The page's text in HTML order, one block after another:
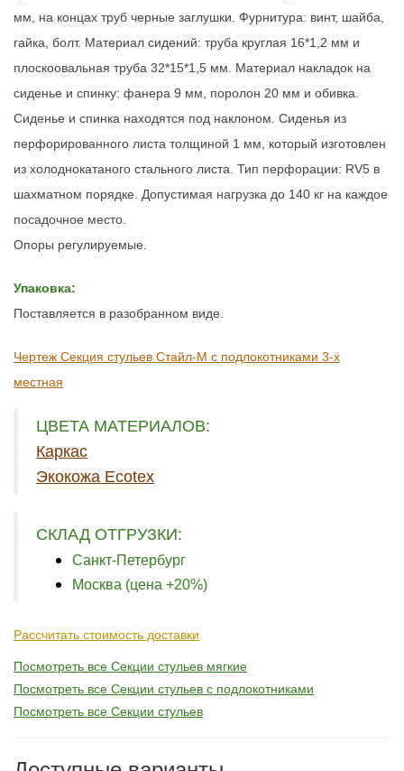
мм, на концах труб черные заглушки. Фурнитура: винт, шайба,
гайка, болт. Материал сидений: труба круглая 16*1,2 мм и
плоскоовальная труба 32*15*1,5 мм. Материал накладок на
сиденье и спинку: фанера 9 мм, поролон 20 мм и обивка.
Сиденье и спинка находятся под наклоном. Сиденья из
перфорированного листа толщиной 1 мм, который изготовлен
из холоднокатаного стального листа. Тип перфорации: RV5 в
шахматном порядке. Допустимая нагрузка до 140 кг на каждое
посадочное место.
Опоры регулируемые.
Упаковка:
Поставляется в разобранном виде.
Чертеж Секция стульев Стайл-М с подлокотниками 3-х
местная
ЦВЕТА МАТЕРИАЛОВ:
Каркас
Экокожа Ecotex
СКЛАД ОТГРУЗКИ:
Санкт-Петербург
Москва (цена +20%)
Рассчитать стоимость доставки
Посмотреть все Секции стульев мягкие
Посмотреть все Секции стульев с подлокотниками
Посмотреть все Секции стульев